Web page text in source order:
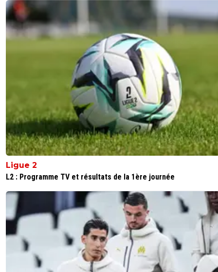
Ligue 2
L2 : Programme TV et résultats de la 1ère journée